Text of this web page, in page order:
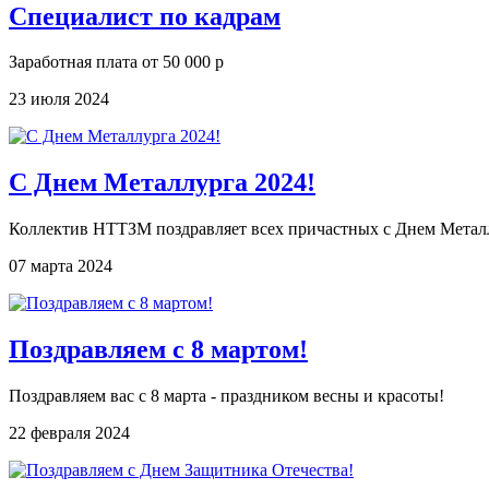
Специалист по кадрам
Заработная плата от 50 000 р
23 июля 2024
С Днем Металлурга 2024!
Коллектив НТТЗМ поздравляет всех причастных с Днем
07 марта 2024
Поздравляем с 8 мартом!
Поздравляем вас с 8 марта - праздником весны и красоты!
22 февраля 2024